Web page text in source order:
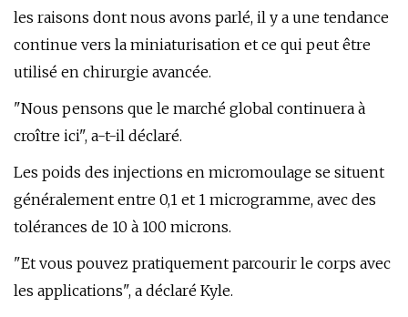
les raisons dont nous avons parlé, il y a une tendance
continue vers la miniaturisation et ce qui peut être
utilisé en chirurgie avancée.
"Nous pensons que le marché global continuera à
croître ici", a-t-il déclaré.
Les poids des injections en micromoulage se situent
généralement entre 0,1 et 1 microgramme, avec des
tolérances de 10 à 100 microns.
"Et vous pouvez pratiquement parcourir le corps avec
les applications", a déclaré Kyle.